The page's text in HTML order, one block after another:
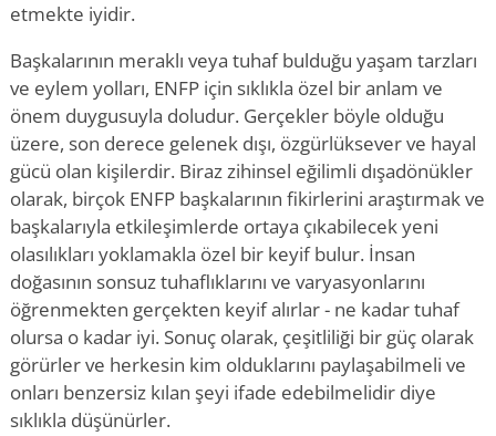
etmekte iyidir.
Başkalarının meraklı veya tuhaf bulduğu yaşam tarzları
ve eylem yolları, ENFP için sıklıkla özel bir anlam ve
önem duygusuyla doludur. Gerçekler böyle olduğu
üzere, son derece gelenek dışı, özgürlüksever ve hayal
gücü olan kişilerdir. Biraz zihinsel eğilimli dışadönükler
olarak, birçok ENFP başkalarının fikirlerini araştırmak ve
başkalarıyla etkileşimlerde ortaya çıkabilecek yeni
olasılıkları yoklamakla özel bir keyif bulur. İnsan
doğasının sonsuz tuhaflıklarını ve varyasyonlarını
öğrenmekten gerçekten keyif alırlar - ne kadar tuhaf
olursa o kadar iyi. Sonuç olarak, çeşitliliği bir güç olarak
görürler ve herkesin kim olduklarını paylaşabilmeli ve
onları benzersiz kılan şeyi ifade edebilmelidir diye
sıklıkla düşünürler.